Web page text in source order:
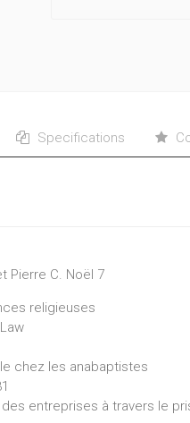
Specifications
Pierre C. Noël 7
religieuses
chez les anabaptistes
entreprises à travers le